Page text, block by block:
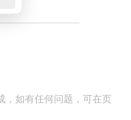
，如有任何问题，可在页